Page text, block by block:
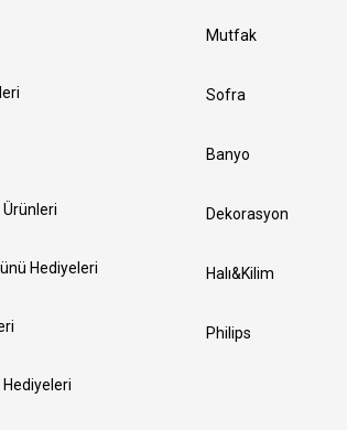
Hediyeleri
Mutfak
Sofra
Banyo
Dekorasyon
Halı&Kilim
Philips